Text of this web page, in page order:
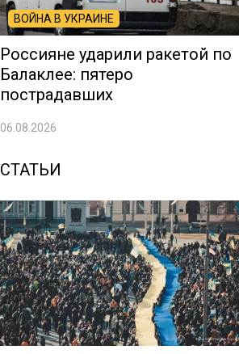
ВОЙНА В УКРАИНЕ
Россияне ударили ракетой по
Балаклее: пятеро
пострадавших
06.08.2026
СТАТЬИ